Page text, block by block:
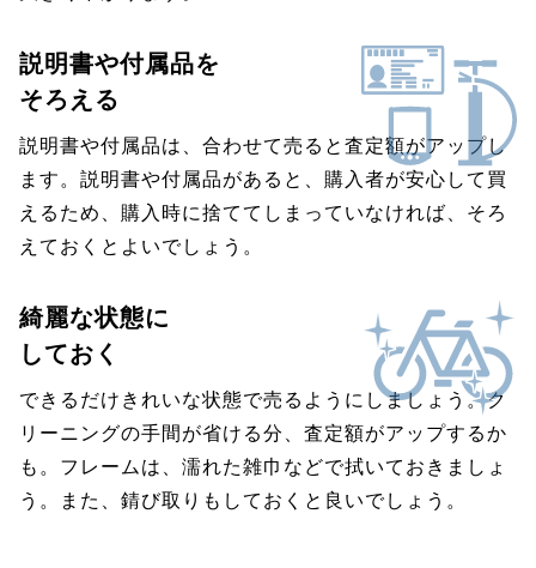
説明書や付属品を
そろえる
説明書や付属品は、合わせて売ると査定額がアップし
ます。説明書や付属品があると、購入者が安心して買
えるため、購入時に捨ててしまっていなければ、そろ
えておくとよいでしょう。
綺麗な状態に
しておく
できるだけきれいな状態で売るようにしましょう。ク
リーニングの手間が省ける分、査定額がアップするか
も。フレームは、濡れた雑巾などで拭いておきましょ
う。また、錆び取りもしておくと良いでしょう。